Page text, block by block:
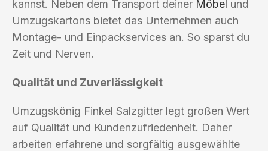
kannst. Neben dem Transport deiner Möbel und
Umzugskartons bietet das Unternehmen auch
Montage- und Einpackservices an. So sparst du
Zeit und Nerven.
Qualität und Zuverlässigkeit
Umzugskönig Finkel Salzgitter legt großen Wert
auf Qualität und Kundenzufriedenheit. Daher
arbeiten erfahrene und sorgfältig ausgewählte